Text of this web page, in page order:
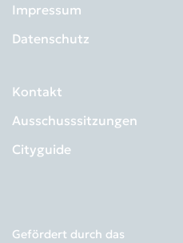
Impressum
Datenschutz
Kontakt
Ausschusssitzungen
Cityguide
Gefördert durch das